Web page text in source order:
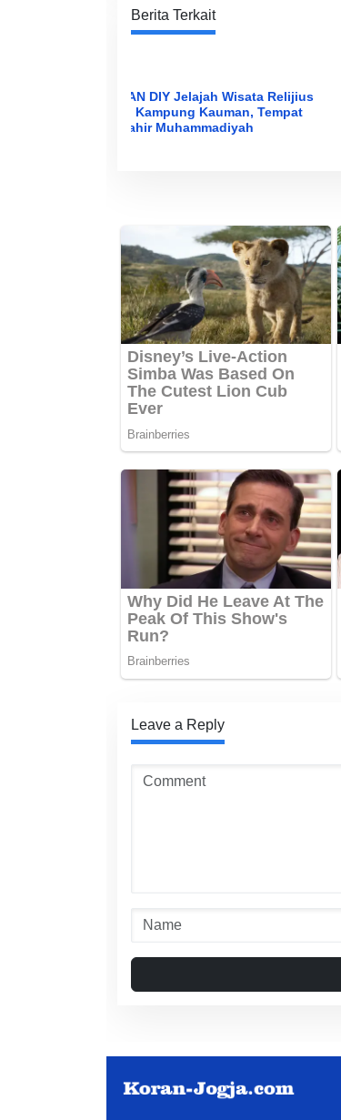
Berita Terkait
PAN DIY Jelajah Wisata Relijius
di Kampung Kauman, Tempat
Lahir Muhammadiyah
Leave a Reply